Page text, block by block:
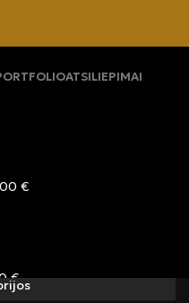
ATSILIEPIMAI
€
€